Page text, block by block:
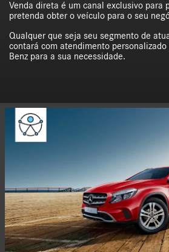
Venda direta é um canal exclusivo para
pretenda obter o veículo para o seu
Qualquer que seja seu segmento de
contará com atendimento
Benz para a sua necessidade.